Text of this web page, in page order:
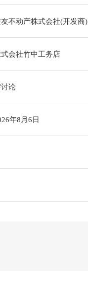
不动产株式会社(开发商)
会社竹中工务店
讨论
年8月6日